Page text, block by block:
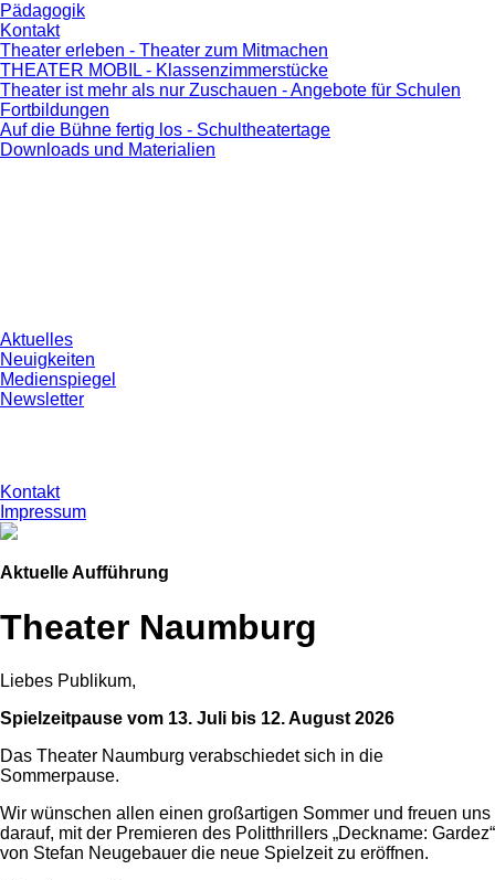
Pädagogik
Kontakt
Theater erleben - Theater zum Mitmachen
THEATER MOBIL - Klassenzimmerstücke
Theater ist mehr als nur Zuschauen - Angebote für Schulen
Fortbildungen
Auf die Bühne fertig los - Schultheatertage
Downloads und Materialien
Aktuelles
Neuigkeiten
Medienspiegel
Newsletter
Kontakt
Impressum
Aktuelle Aufführung
Theater Naumburg
Liebes Publikum,
Spielzeitpause vom 13. Juli bis 12. August 2026
Das Theater Naumburg verabschiedet sich in die
Sommerpause.
Wir wünschen allen einen großartigen Sommer und freuen uns
darauf, mit der Premieren des Politthrillers „Deckname: Gardez“
von Stefan Neugebauer die neue Spielzeit zu eröffnen.